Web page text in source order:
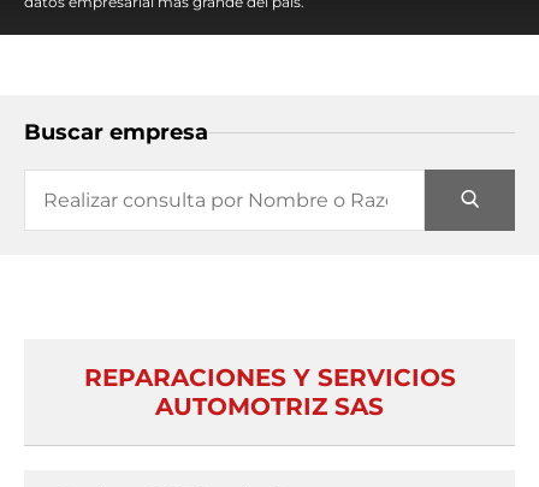
Buscar empresa
REPARACIONES Y SERVICIOS
AUTOMOTRIZ SAS